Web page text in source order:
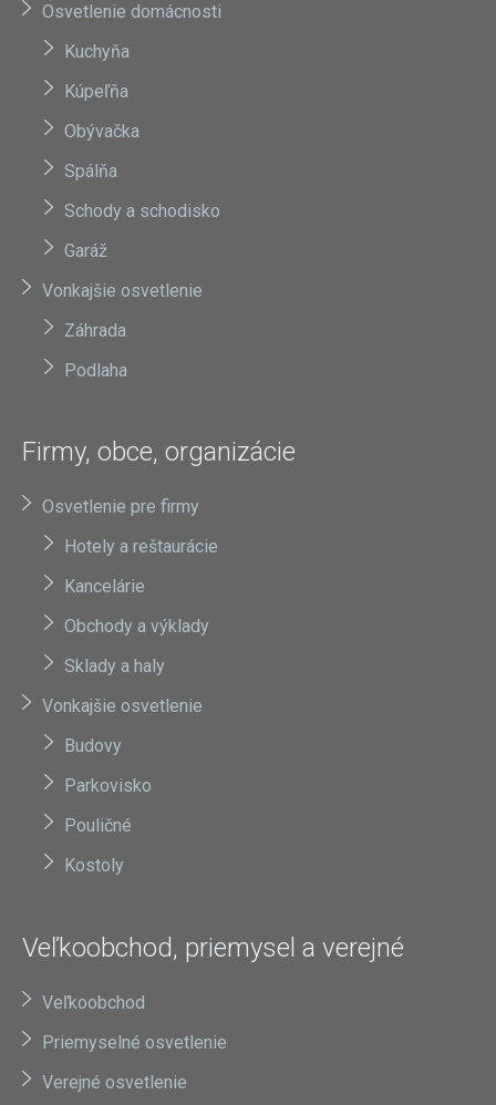
Osvetlenie domácnosti
Kuchyňa
Kúpeľňa
Obývačka
Spálňa
Schody a schodisko
Garáž
Vonkajšie osvetlenie
Záhrada
Podlaha
Firmy, obce, organizácie
Osvetlenie pre firmy
Hotely a reštaurácie
Kancelárie
Obchody a výklady
Sklady a haly
Vonkajšie osvetlenie
Budovy
Parkovisko
Pouličné
Kostoly
Veľkoobchod, priemysel a verejné
Veľkoobchod
Priemyselné osvetlenie
Verejné osvetlenie